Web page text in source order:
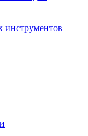
инструментов